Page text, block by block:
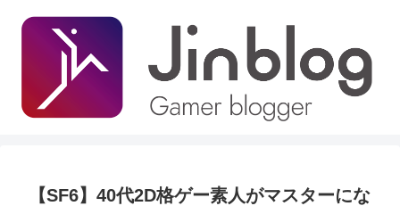
【SF6】40代2D格ゲー素人がマスターにな